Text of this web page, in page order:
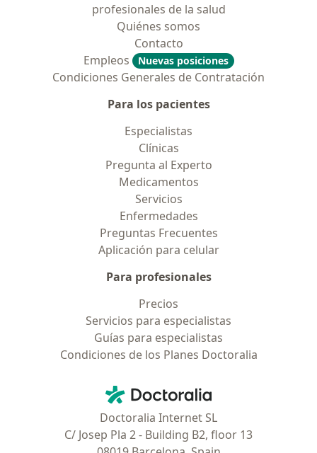
profesionales de la salud
Quiénes somos
Contacto
Empleos
Nuevas posiciones
Condiciones Generales de Contratación
Para los pacientes
Especialistas
Clínicas
Pregunta al Experto
Medicamentos
Servicios
Enfermedades
Preguntas Frecuentes
Aplicación para celular
Para profesionales
Precios
Servicios para especialistas
Guías para especialistas
Condiciones de los Planes Doctoralia
Doctoralia - Página de inicio
Doctoralia Internet SL
C/ Josep Pla 2 - Building B2, floor 13